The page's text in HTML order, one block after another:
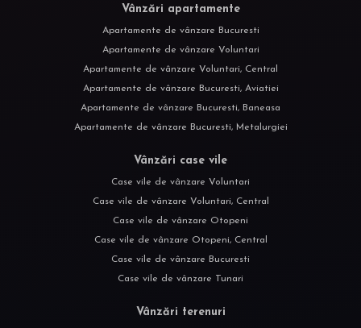
Vânzări apartamente
Apartamente de vânzare Bucuresti
Apartamente de vânzare Voluntari
Apartamente de vânzare Voluntari, Central
Apartamente de vânzare Bucuresti, Aviatiei
Apartamente de vânzare Bucuresti, Baneasa
Apartamente de vânzare Bucuresti, Metalurgiei
Vânzări case vile
Case vile de vânzare Voluntari
Case vile de vânzare Voluntari, Central
Case vile de vânzare Otopeni
Case vile de vânzare Otopeni, Central
Case vile de vânzare Bucuresti
Case vile de vânzare Tunari
Vânzări terenuri